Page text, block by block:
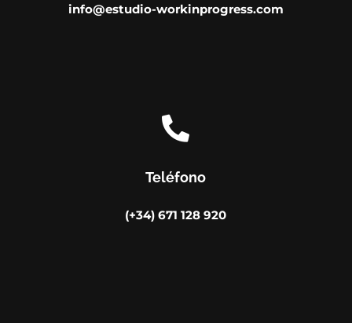
info@estudio-workinprogress.com

Teléfono
(+34) 671 128 920